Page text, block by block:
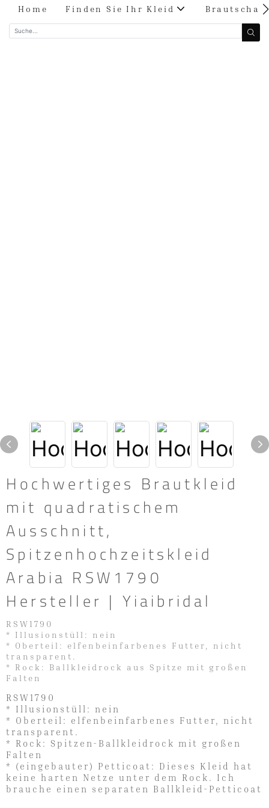
Home Finden Sie Ihr Kleid Brautschau
Hochwertiges Brautkleid
mit quadratischem
Ausschnitt,
Spitzenhochzeitskleid
Arabia RSW1790
Hersteller | Yiaibridal
RSW1790
* Illusionstüll: nein
* Oberteil: elfenbeinfarbenes Futter, nicht
transparent.
* Rock: Ballkleidrock aus Spitze mit großen
Falten
RSW1790
* Illusionstüll: nein
* Oberteil: elfenbeinfarbenes Futter, nicht
transparent.
* Rock: Spitzen-Ballkleidrock mit großen
Falten
* (eingebauter) Petticoat: Dieses Kleid hat
keine harten Netze unter dem Rock. Ich
brauche einen separaten Ballkleid-Petticoat